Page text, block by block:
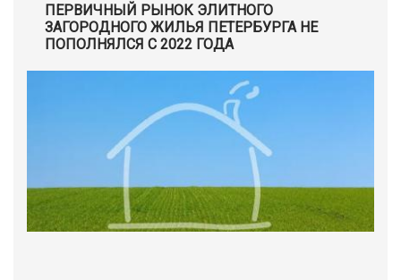
ПЕРВИЧНЫЙ РЫНОК ЭЛИТНОГО
ЗАГОРОДНОГО ЖИЛЬЯ ПЕТЕРБУРГА НЕ
ПОПОЛНЯЛСЯ С 2022 ГОДА